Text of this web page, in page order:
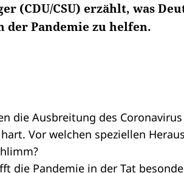
(CDU/CSU) erzählt, was
Pandemie zu helfen.
die Ausbreitung des
Vor welchen speziellen
die Pandemie in der Tat